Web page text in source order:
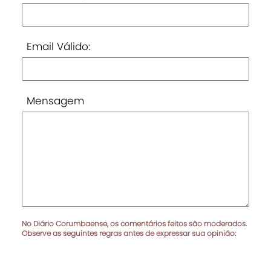
Email Válido:
Mensagem
No Diário Corumbaense, os comentários feitos são moderados.
Observe as seguintes regras antes de expressar sua opinião: